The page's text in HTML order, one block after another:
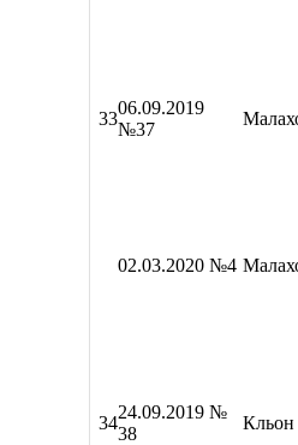
33
06.09.2019
№37
02.03.2020 №4
34
24.09.2019 №
38
Кльон